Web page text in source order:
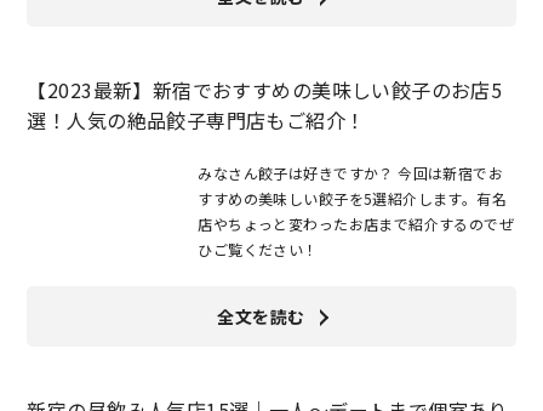
【2023最新】新宿でおすすめの美味しい餃子のお店5
選！人気の絶品餃子専門店もご紹介！
みなさん餃子は好きですか？ 今回は新宿でお
すすめの美味しい餃子を5選紹介します。有名
店やちょっと変わったお店まで紹介するのでぜ
ひご覧ください！
全文を読む